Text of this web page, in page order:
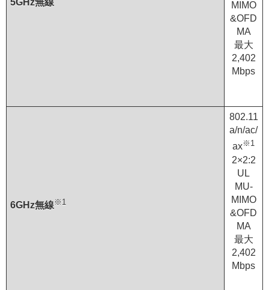
5GHz無線
MIMO
&OFD
MA
最大
2,402
Mbps
6GHz無線※1
802.11
a/n/ac/
ax※1
2×2:2
UL
MU-
MIMO
&OFD
MA
最大
2,402
Mbps